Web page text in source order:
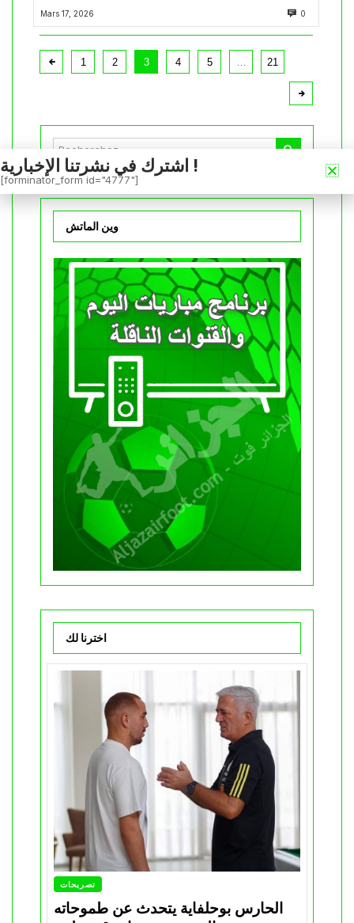
Mars 17, 2026 0
1 2 3 4 5 21
وين الماتش
اخترنا لك
تصريحات
الحارس بوحلفاية يتحدث عن طموحاته
اشترك في نشرتنا الإخبارية !
[forminator_form id="4777"]